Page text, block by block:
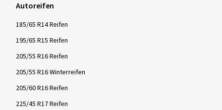
Autoreifen
185/65 R14 Reifen
195/65 R15 Reifen
205/55 R16 Reifen
205/55 R16 Winterreifen
205/60 R16 Reifen
225/45 R17 Reifen